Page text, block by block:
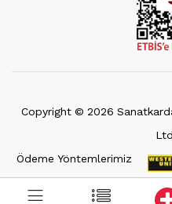
Copyright © 2026
Ödeme Yöntemlerimiz